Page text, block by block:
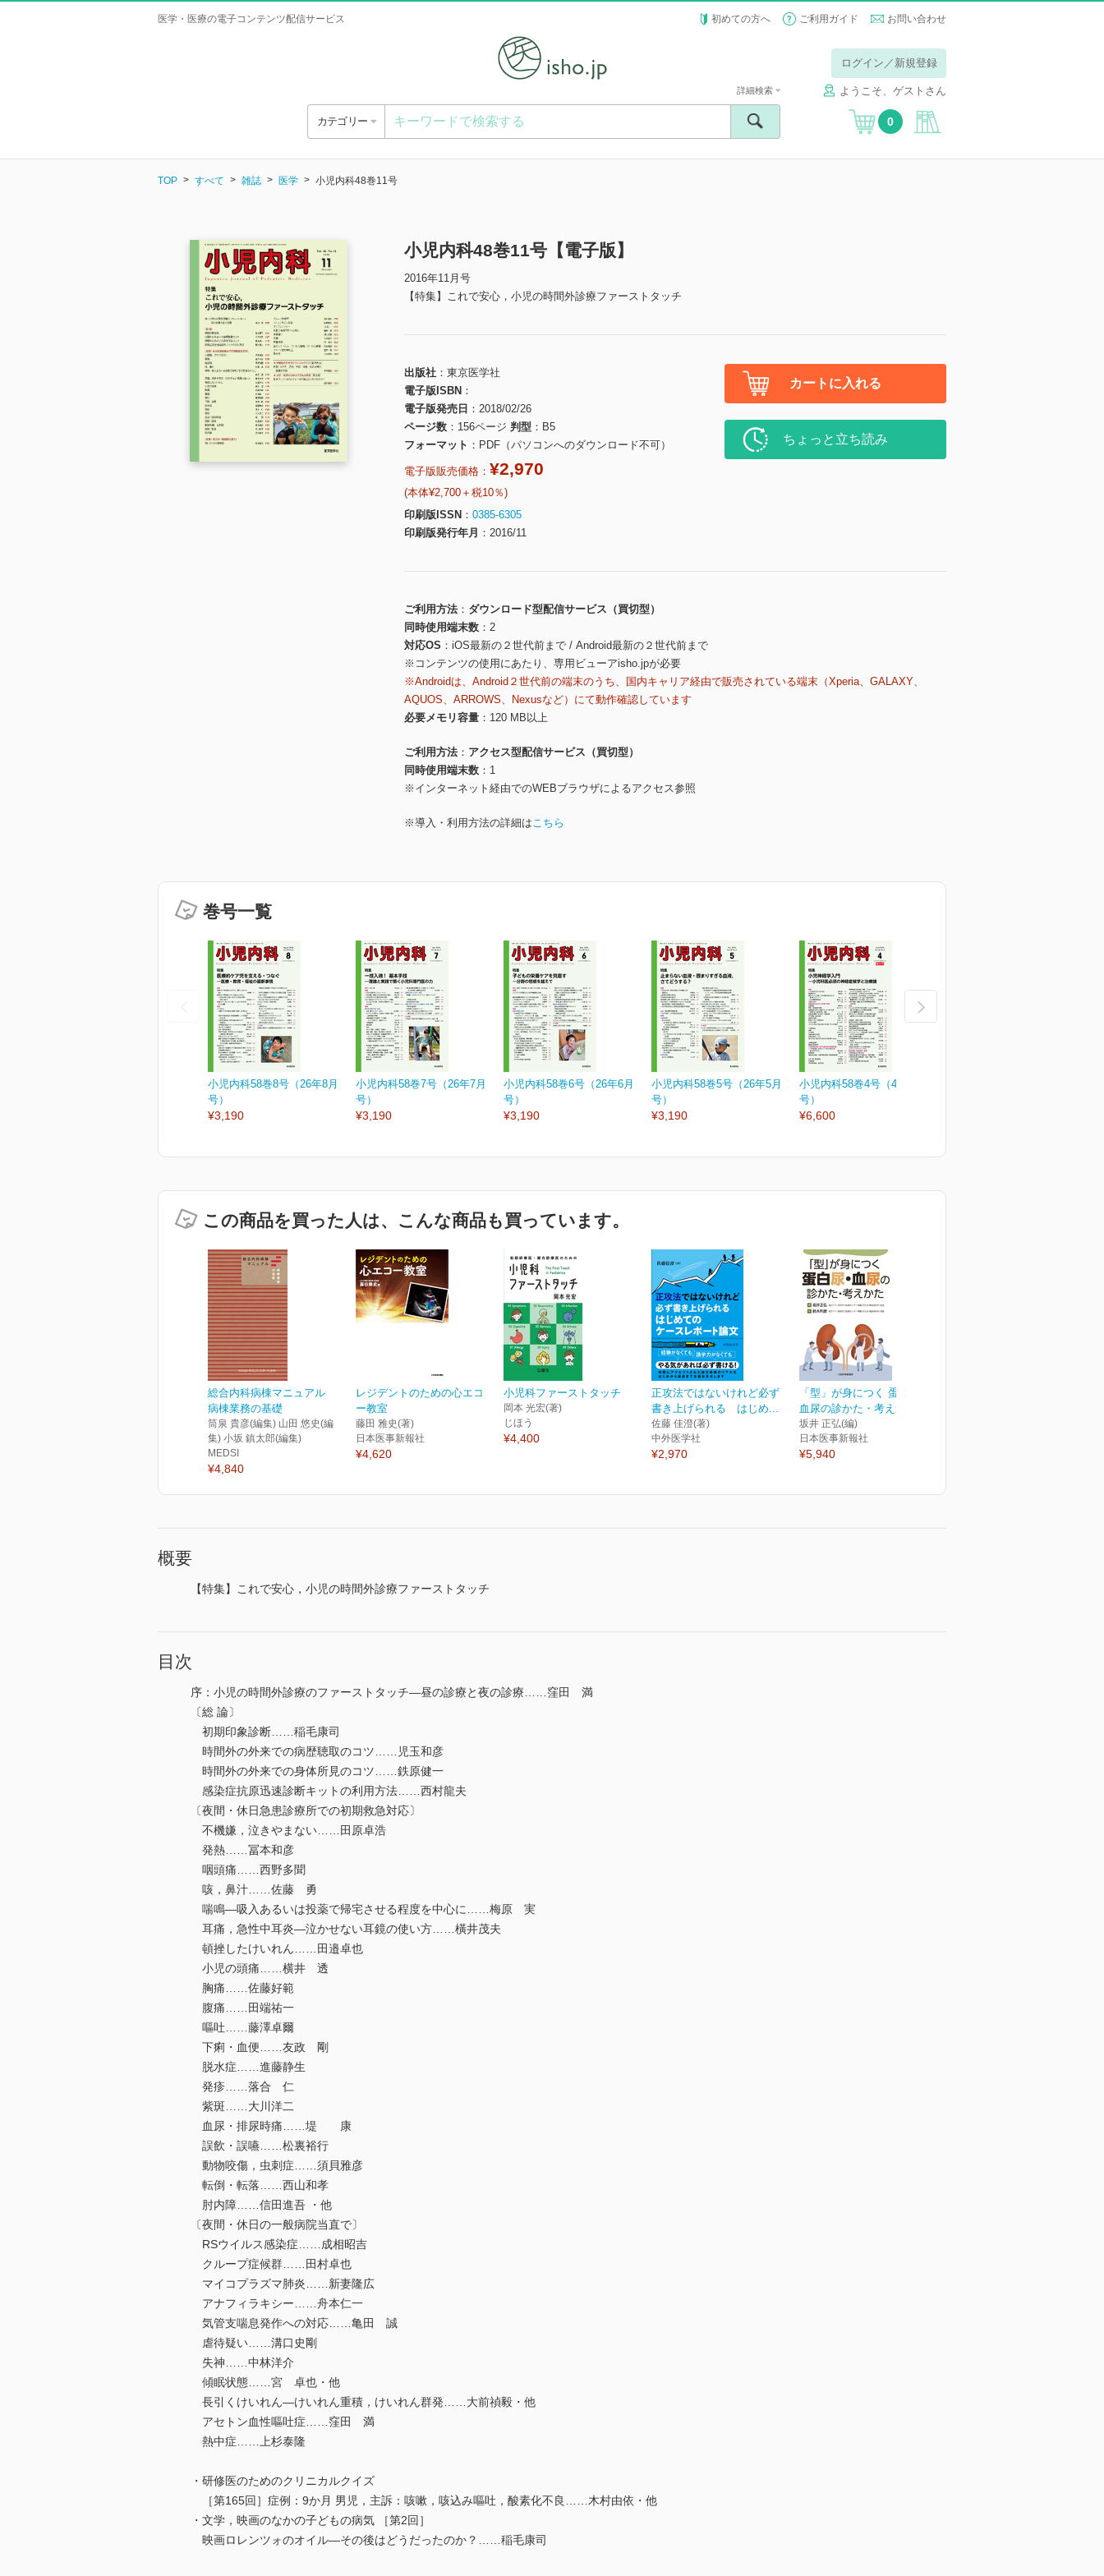
医学・医療の電子コンテンツ配信サービス 初めての方へ ご利用ガイド お問い合わせ
ログイン／新規登録
ようこそ、ゲストさん
カテゴリー
詳細検索
0
TOP すべて 雑誌 医学 小児内科48巻11号
小児内科48巻11号【電子版】
2016年11月号
【特集】これで安心，小児の時間外診療ファーストタッチ
出版社
東京医学社
電子版ISBN
電子版発売日
2018/02/26
ページ数
156ページ 判型
B5
フォーマット
PDF（パソコンへのダウンロード不可）
電子版販売価格： ¥2,970
(本体¥2,700＋税10％)
印刷版ISSN
0385-6305
印刷版発行年月
2016/11
カートに入れる
ちょっと立ち読み
ご利用方法
ダウンロード型配信サービス（買切型）
同時使用端末数
2
対応OS
iOS最新の２世代前まで / Android最新の２世代前まで
※コンテンツの使用にあたり、専用ビューアisho.jpが必要
※Androidは、Android２世代前の端末のうち、国内キャリア経由で販売されている端末（Xperia、GALAXY、
AQUOS、ARROWS、Nexusなど）にて動作確認しています
必要メモリ容量
120 MB以上
ご利用方法
アクセス型配信サービス（買切型）
同時使用端末数
1
※インターネット経由でのWEBブラウザによるアクセス参照
※導入・利用方法の詳細はこちら
巻号一覧
小児内科58巻8号（26年8月
号）
¥3,190
小児内科58巻7号（26年7月
号）
¥3,190
小児内科58巻6号（26年6月
号）
¥3,190
小児内科58巻5号（26年5月
号）
¥3,190
小児内科58巻4号（4月増大
号）
¥6,600
この商品を買った人は、こんな商品も買っています。
総合内科病棟マニュアル
病棟業務の基礎
筒泉 貴彦(編集) 山田 悠史(編
集) 小坂 鎮太郎(編集)
MEDSI
¥4,840
レジデントのための心エコ
ー教室
藤田 雅史(著)
日本医事新報社
¥4,620
小児科ファーストタッチ
岡本 光宏(著)
じほう
¥4,400
正攻法ではないけれど必ず
書き上げられる はじめ...
佐藤 佳澄(著)
中外医学社
¥2,970
「型」が身につく 蛋白尿・
血尿の診かた・考えかた
坂井 正弘(編)
日本医事新報社
¥5,940
概要
【特集】これで安心，小児の時間外診療ファーストタッチ
目次
序：小児の時間外診療のファーストタッチ―昼の診療と夜の診療……窪田 満
〔総 論〕
初期印象診断……稲毛康司
時間外の外来での病歴聴取のコツ……児玉和彦
時間外の外来での身体所見のコツ……鉄原健一
感染症抗原迅速診断キットの利用方法……西村龍夫
〔夜間・休日急患診療所での初期救急対応〕
不機嫌，泣きやまない……田原卓浩
発熱……冨本和彦
咽頭痛……西野多聞
咳，鼻汁……佐藤 勇
喘鳴―吸入あるいは投薬で帰宅させる程度を中心に……梅原 実
耳痛，急性中耳炎―泣かせない耳鏡の使い方……橫井茂夫
頓挫したけいれん……田邉卓也
小児の頭痛……横井 透
胸痛……佐藤好範
腹痛……田端祐一
嘔吐……藤澤卓爾
下痢・血便……友政 剛
脱水症……進藤静生
発疹……落合 仁
紫斑……大川洋二
血尿・排尿時痛……堤 康
誤飲・誤嚥……松裏裕行
動物咬傷，虫刺症……須貝雅彦
転倒・転落……西山和孝
肘内障……信田進吾 ・他
〔夜間・休日の一般病院当直で〕
RSウイルス感染症……成相昭吉
クループ症候群……田村卓也
マイコプラズマ肺炎……新妻隆広
アナフィラキシー……舟本仁一
気管支喘息発作への対応……亀田 誠
虐待疑い……溝口史剛
失神……中林洋介
傾眠状態……宮 卓也・他
長引くけいれん―けいれん重積，けいれん群発……大前禎毅・他
アセトン血性嘔吐症……窪田 満
熱中症……上杉泰隆
・研修医のためのクリニカルクイズ
［第165回］症例：9か月 男児，主訴：咳嗽，咳込み嘔吐，酸素化不良……木村由依・他
・文学，映画のなかの子どもの病気 ［第2回］
映画ロレンツォのオイル―その後はどうだったのか？……稲毛康司